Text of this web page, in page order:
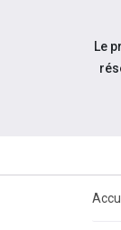
Aller au
Le